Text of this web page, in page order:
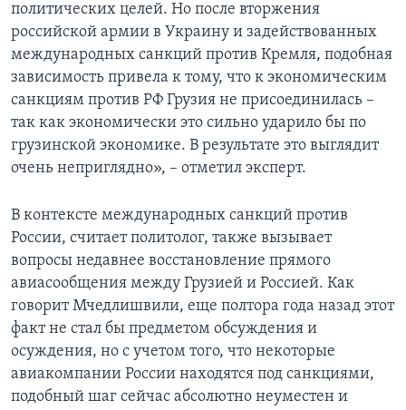
политических целей. Но после вторжения
российской армии в Украину и задействованных
международных санкций против Кремля, подобная
зависимость привела к тому, что к экономическим
санкциям против РФ Грузия не присоединилась –
так как экономически это сильно ударило бы по
грузинской экономике. В результате это выглядит
очень неприглядно», – отметил эксперт.
В контексте международных санкций против
России, считает политолог, также вызывает
вопросы недавнее восстановление прямого
авиасообщения между Грузией и Россией. Как
говорит Мчедлишвили, еще полтора года назад этот
факт не стал бы предметом обсуждения и
осуждения, но с учетом того, что некоторые
авиакомпании России находятся под санкциями,
подобный шаг сейчас абсолютно неуместен и